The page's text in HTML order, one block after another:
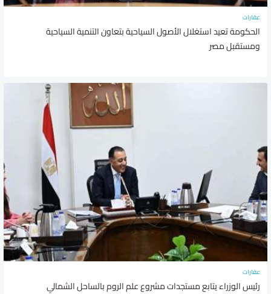
عقارات
الحكومة تعيد استغلال الأصول السياحية بتعاون التنمية السياحية
ومستقبل مصر
عقارات
رئيس الوزراء يتابع مستجدات مشروع علم الروم بالساحل الشمالي